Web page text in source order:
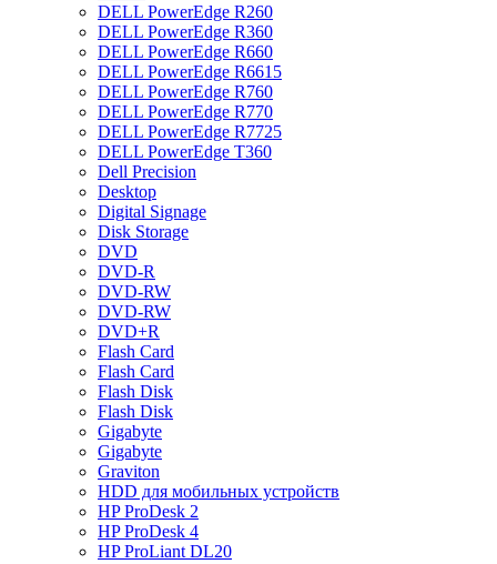
DELL PowerEdge R260
DELL PowerEdge R360
DELL PowerEdge R660
DELL PowerEdge R6615
DELL PowerEdge R760
DELL PowerEdge R770
DELL PowerEdge R7725
DELL PowerEdge T360
Dell Precision
Desktop
Digital Signage
Disk Storage
DVD
DVD-R
DVD-RW
DVD-RW
DVD+R
Flash Card
Flash Card
Flash Disk
Flash Disk
Gigabyte
Gigabyte
Graviton
HDD для мобильных устройств
HP ProDesk 2
HP ProDesk 4
HP ProLiant DL20